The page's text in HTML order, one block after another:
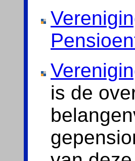
is de